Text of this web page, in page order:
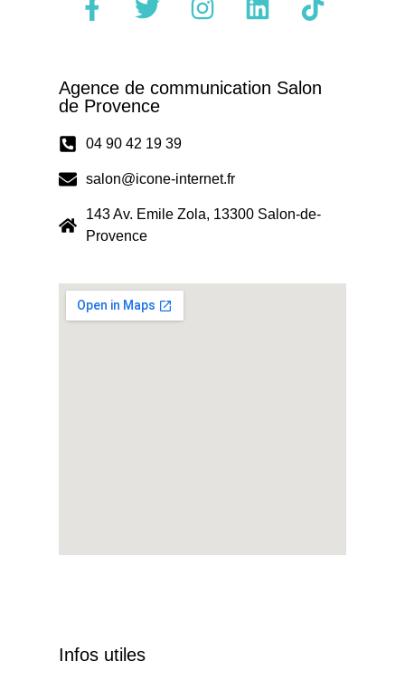
Agence de communication Salon
de Provence
04 90 42 19 39
salon@icone-internet.fr
143 Av. Emile Zola, 13300 Salon-de-
Provence
Infos utiles